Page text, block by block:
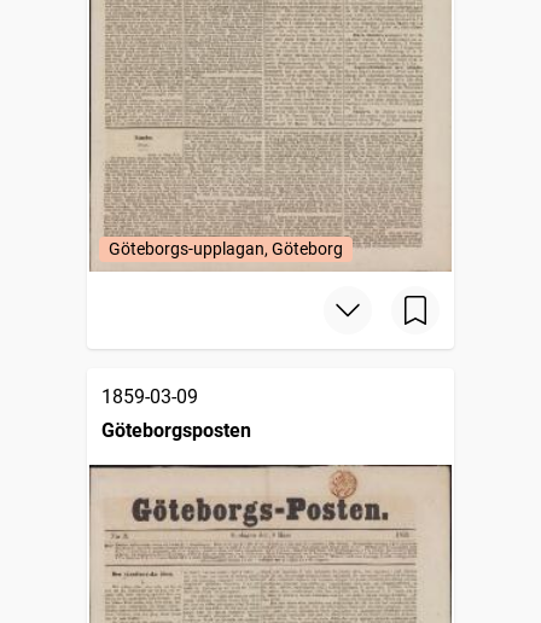
Göteborgs-upplagan, Göteborg
1859-03-09
Göteborgsposten